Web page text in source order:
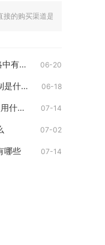
接的购买渠道是游戏内商城，
地下城堡2黑暗裂隙52层攻略中有什么需要避免的陷阱 06-20
少年三国志游戏中的破击机制是什么意思 06-18
在少年三国志2中貂蝉适合使用什么宝物 07-14
07-02
哪些 07-14